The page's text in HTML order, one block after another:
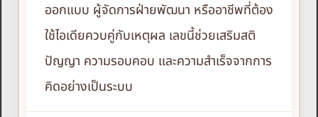
ออกแบบ ผู้จัดการฝ่ายพัฒนา หรืออาชีพที่ต้อง
ใช้ไอเดียควบคู่กับเหตุผล เลขนี้ช่วยเสริมสติ
ปัญญา ความรอบคอบ และความสำเร็จจากการ
คิดอย่างเป็นระบบ